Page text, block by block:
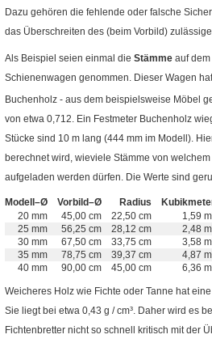
Dazu gehören die fehlende oder falsche
das Überschreiten des (beim Vorbild)
Als Beispiel seien einmal die Stämme auf
Schienenwagen genommen. Dieser Wagen
Buchenholz - aus dem beispielsweise Möbel
von etwa 0,712. Ein Festmeter Buchenholz
Stücke sind 10 m lang (444 mm im Modell).
berechnet wird, wieviele Stämme von
aufgeladen werden dürfen. Die Werte sind
Modell–Ø Vorbild–Ø Radius
20 mm 45,00 cm 22,50 cm 1,59
25 mm 56,25 cm 28,12 cm 2,48
30 mm 67,50 cm 33,75 cm 3,58
35 mm 78,75 cm 39,37 cm 4,87
40 mm 90,00 cm 45,00 cm 6,36
Weicheres Holz wie Fichte oder Tanne hat
Sie liegt bei etwa 0,43 g / cm³ . Daher wird es
Fichtenbretter nicht so schnell kritisch mit der